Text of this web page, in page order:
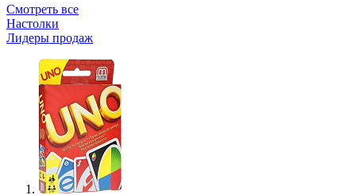
Смотреть все
Настолки
Лидеры продаж